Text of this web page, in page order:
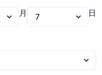
月 日